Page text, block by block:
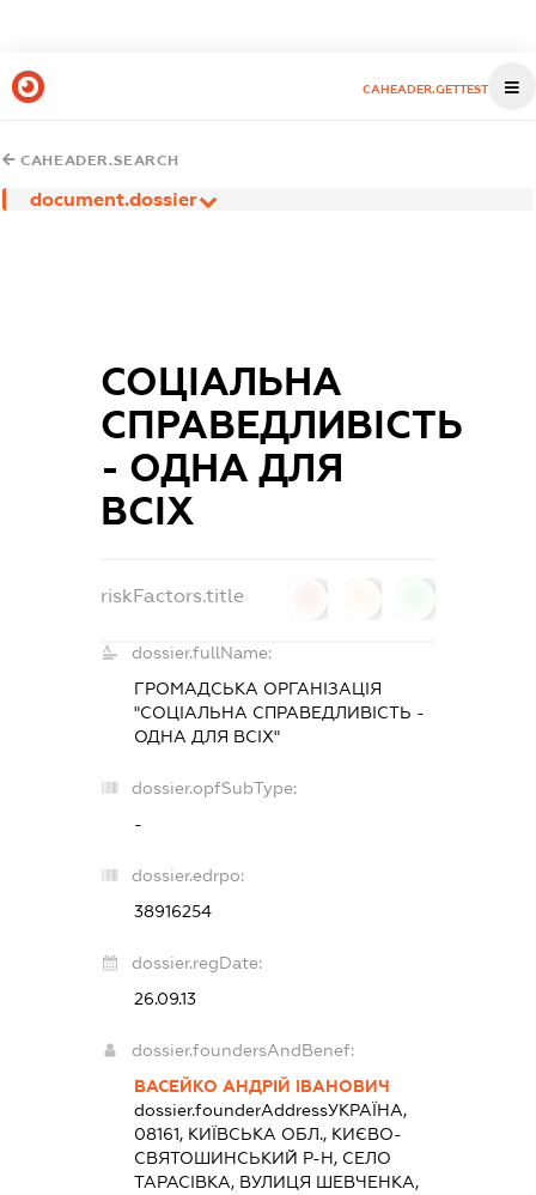
CAHEADER.GETTEST
CAHEADER.SEARCH
document.dossier
СОЦІАЛЬНА
СПРАВЕДЛИВІСТЬ
- ОДНА ДЛЯ
ВСІХ
riskFactors.title
dossier.fullName:
ГРОМАДСЬКА ОРГАНІЗАЦІЯ
"СОЦІАЛЬНА СПРАВЕДЛИВІСТЬ -
ОДНА ДЛЯ ВСІХ"
dossier.opfSubType:
-
dossier.edrpo:
38916254
dossier.regDate:
26.09.13
dossier.foundersAndBenef:
ВАСЕЙКО АНДРІЙ ІВАНОВИЧ
dossier.founderAddressУКРАЇНА,
08161, КИЇВСЬКА ОБЛ., КИЄВО-
СВЯТОШИНСЬКИЙ Р-Н, СЕЛО
ТАРАСІВКА, ВУЛИЦЯ ШЕВЧЕНКА,